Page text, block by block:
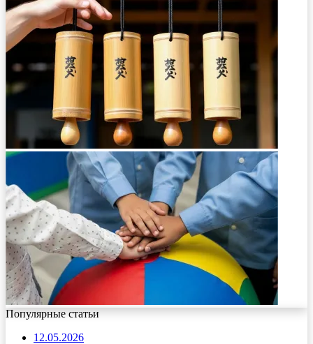
Популярные статьи
12.05.2026